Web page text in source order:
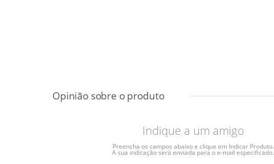
Indique a um amigo
Preencha os campos abaixo e clique em Indicar Produto.
A sua indicação será enviada para o e-mail especificado.